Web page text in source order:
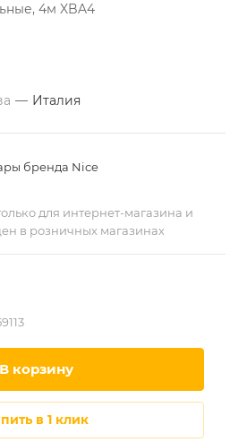
4м XBA4
— Италия
бренда Nice
для интернет-магазина и
в розничных магазинах
в корзину
в 1 клик